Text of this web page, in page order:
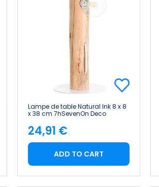
Lampe de table Natural Ink 8 x 8
x 38 cm 7hSevenOn Deco
Price
24,91 €
ADD TO CART